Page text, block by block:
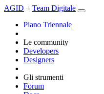
AGID + Team Digitale
Piano Triennale
Le community
Developers
Designers
Gli strumenti
Forum